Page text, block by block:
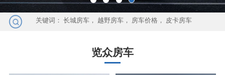
关键词： 长城房车， 越野房车， 房车价格 ， 皮卡房车
览众房车